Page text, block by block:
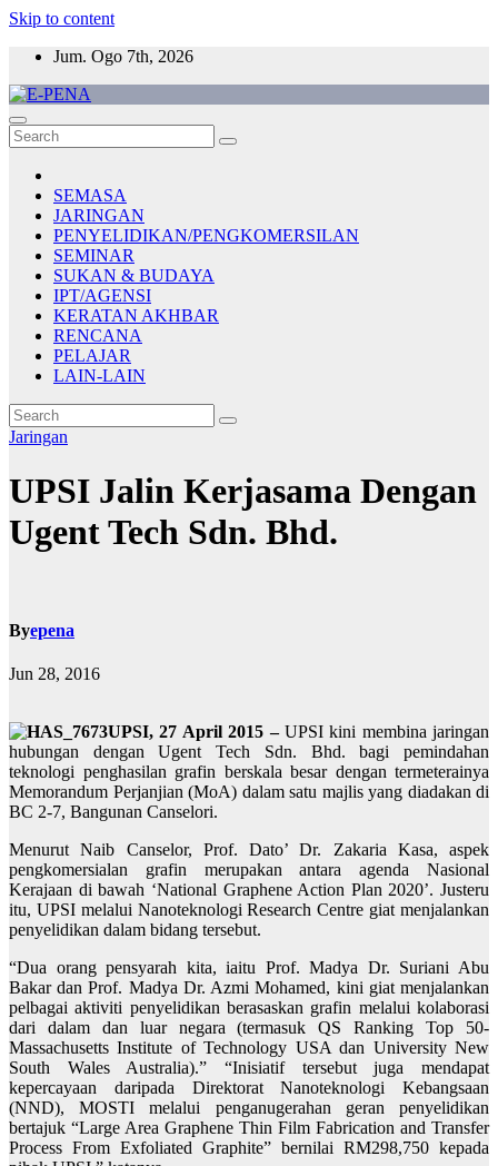
Skip to content
Jum. Ogo 7th, 2026
E-PENA
Berita Digital Terkini
SEMASA
JARINGAN
PENYELIDIKAN/PENGKOMERSILAN
SEMINAR
SUKAN & BUDAYA
IPT/AGENSI
KERATAN AKHBAR
RENCANA
PELAJAR
LAIN-LAIN
Jaringan
UPSI Jalin Kerjasama Dengan
Ugent Tech Sdn. Bhd.
Byepena
Jun 28, 2016
UPSI, 27 April 2015 – UPSI kini membina jaringan
hubungan dengan Ugent Tech Sdn. Bhd. bagi pemindahan
teknologi penghasilan grafin berskala besar dengan termeterainya
Memorandum Perjanjian (MoA) dalam satu majlis yang diadakan di
BC 2-7, Bangunan Canselori.
Menurut Naib Canselor, Prof. Dato’ Dr. Zakaria Kasa, aspek
pengkomersialan grafin merupakan antara agenda Nasional
Kerajaan di bawah ‘National Graphene Action Plan 2020’. Justeru
itu, UPSI melalui Nanoteknologi Research Centre giat menjalankan
penyelidikan dalam bidang tersebut.
“Dua orang pensyarah kita, iaitu Prof. Madya Dr. Suriani Abu
Bakar dan Prof. Madya Dr. Azmi Mohamed, kini giat menjalankan
pelbagai aktiviti penyelidikan berasaskan grafin melalui kolaborasi
dari dalam dan luar negara (termasuk QS Ranking Top 50-
Massachusetts Institute of Technology USA dan University New
South Wales Australia).” “Inisiatif tersebut juga mendapat
kepercayaan daripada Direktorat Nanoteknologi Kebangsaan
(NND), MOSTI melalui penganugerahan geran penyelidikan
bertajuk “Large Area Graphene Thin Film Fabrication and Transfer
Process From Exfoliated Graphite” bernilai RM298,750 kepada